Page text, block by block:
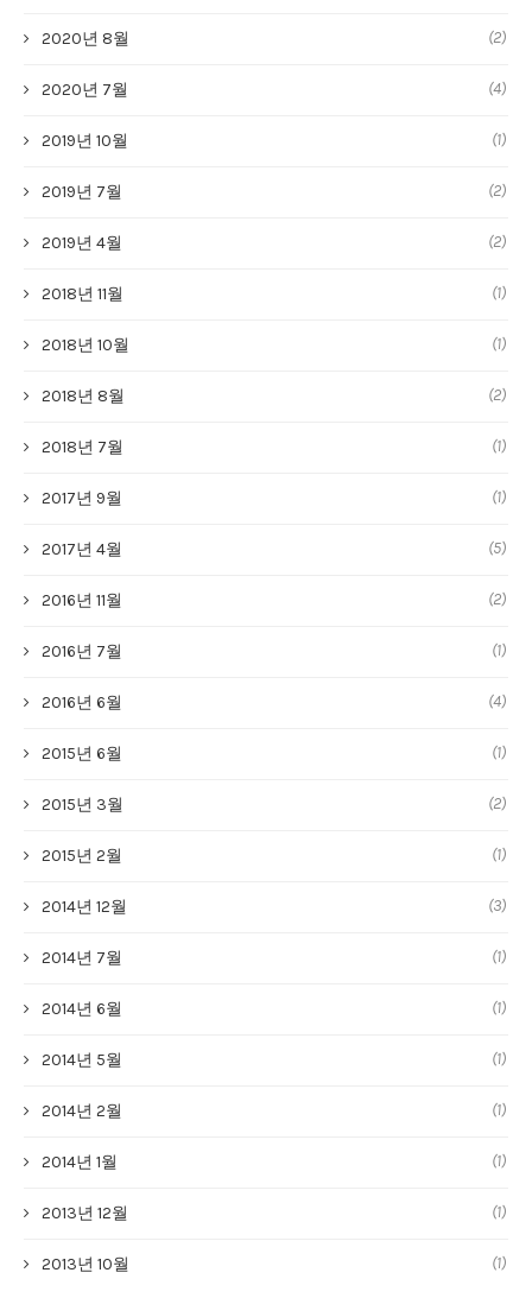
2020년 8월 (2)
2020년 7월 (4)
2019년 10월 (1)
2019년 7월 (2)
2019년 4월 (2)
2018년 11월 (1)
2018년 10월 (1)
2018년 8월 (2)
2018년 7월 (1)
2017년 9월 (1)
2017년 4월 (5)
2016년 11월 (2)
2016년 7월 (1)
2016년 6월 (4)
2015년 6월 (1)
2015년 3월 (2)
2015년 2월 (1)
2014년 12월 (3)
2014년 7월 (1)
2014년 6월 (1)
2014년 5월 (1)
2014년 2월 (1)
2014년 1월 (1)
2013년 12월 (1)
2013년 10월 (1)